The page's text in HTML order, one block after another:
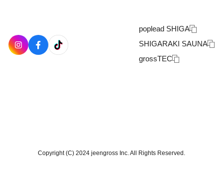
poplead SHIGA
SHIGARAKI SAUNA
grossTEC
Copyright (C) 2024 jeengross Inc. All Rights Reserved.